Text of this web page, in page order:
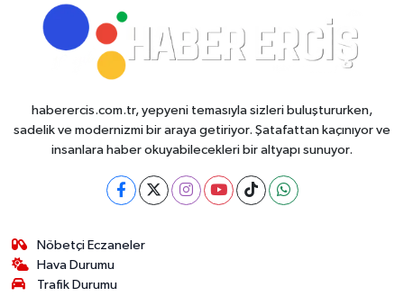
haberercis.com.tr, yepyeni temasıyla sizleri buluştururken,
sadelik ve modernizmi bir araya getiriyor. Şatafattan kaçınıyor ve
insanlara haber okuyabilecekleri bir altyapı sunuyor.
Nöbetçi Eczaneler
Hava Durumu
Trafik Durumu